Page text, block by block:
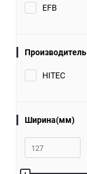
EFB
Производитель
HITEC
Ширина(мм)